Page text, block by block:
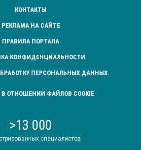
КОНТАКТЫ
РЕКЛАМА НА САЙТЕ
ПРАВИЛА ПОРТАЛА
КОНФИДЕНЦИАЛЬНОСТИ
ПЕРСОНАЛЬНЫХ ДАННЫХ
ОТНОШЕНИИ ФАЙЛОВ COOKIE
>13 000
специалистов